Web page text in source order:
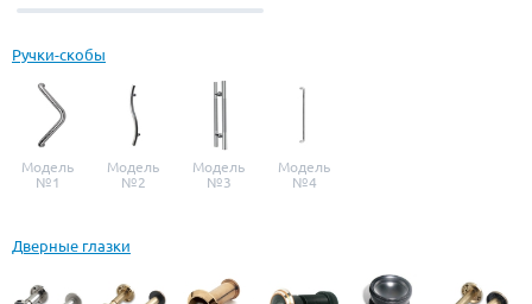
Ручки-скобы
Модель
№1
Модель
№2
Модель
№3
Модель
№4
Дверные глазки